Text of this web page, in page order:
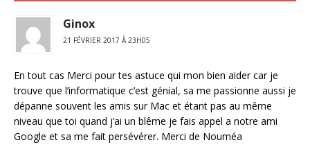
Ginox
21 FÉVRIER 2017 À 23H05
En tout cas Merci pour tes astuce qui mon bien aider car je
trouve que l’informatique c’est génial, sa me passionne aussi je
dépanne souvent les amis sur Mac et étant pas au même
niveau que toi quand j’ai un blême je fais appel a notre ami
Google et sa me fait persévérer. Merci de Nouméa